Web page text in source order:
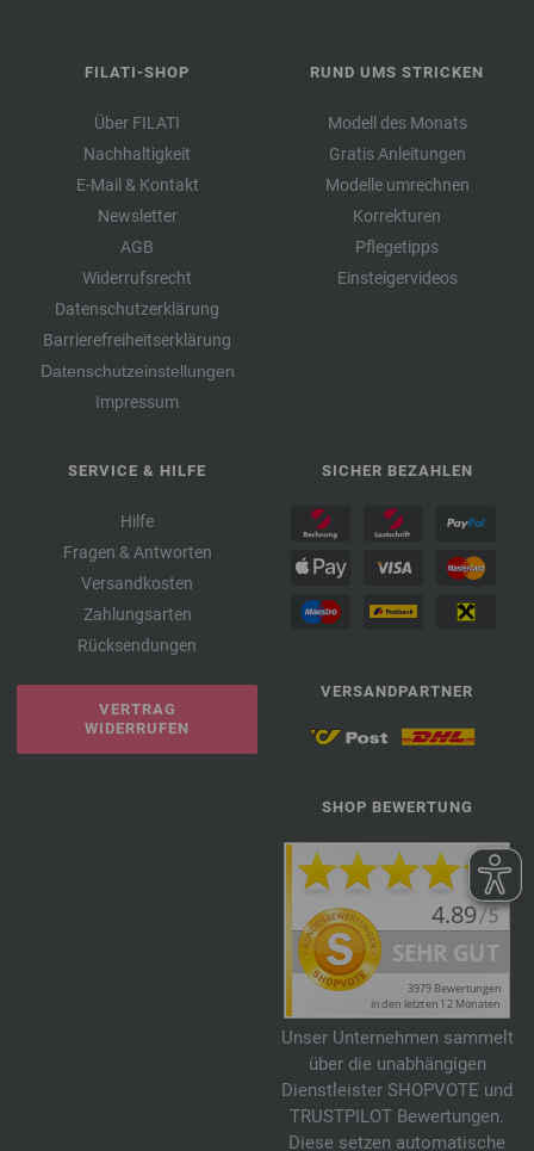
FILATI-SHOP
Über FILATI
Nachhaltigkeit
E-Mail & Kontakt
Newsletter
AGB
Widerrufsrecht
Datenschutzerklärung
Barrierefreiheitserklärung
Datenschutzeinstellungen
Impressum
RUND UMS STRICKEN
Modell des Monats
Gratis Anleitungen
Modelle umrechnen
Korrekturen
Pflegetipps
Einsteigervideos
SERVICE & HILFE
Hilfe
Fragen & Antworten
Versandkosten
Zahlungsarten
Rücksendungen
VERTRAG
WIDERRUFEN
SICHER BEZAHLEN
VERSANDPARTNER
SHOP BEWERTUNG
Unser Unternehmen sammelt
über die unabhängigen
Dienstleister SHOPVOTE und
TRUSTPILOT Bewertungen.
Diese setzen automatische